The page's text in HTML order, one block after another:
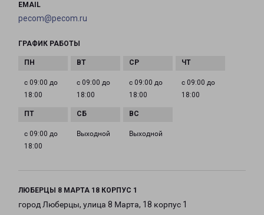
EMAIL
pecom@pecom.ru
ГРАФИК РАБОТЫ
с 09:00 до
18:00
с 09:00 до
18:00
с 09:00 до
18:00
с 09:00 до
18:00
с 09:00 до
18:00
Выходной Выходной
ЛЮБЕРЦЫ 8 МАРТА 18 КОРПУС 1
город Люберцы, улица 8 Марта, 18 корпус 1